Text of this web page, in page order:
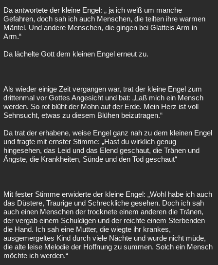
Da antwortete der kleine Engel: „ ja ich weiß um manche
Gefahren, doch sah ich auch Menschen, die teilten ihre warmen
Mäntel. Und andere Menschen, die gingen bei Glatteis Arm in
Arm.“
Da lächelte Gott dem kleinen Engel erneut zu.
Als wieder einige Zeit vergangen war, trat der kleine Engel zum
drittenmal vor Gottes Angesicht und bat: „Laß mich ein Mensch
werden. So rot blüht der Mohn auf der Erde. Mein Herz ist voll
Sehnsucht, etwas zu diesem Blühen beizutragen.“
Da trat der erhabene, weise Engel ganz nah zu dem kleinen Engel
und fragte mit ernster Stimme: „Hast du wirklich genug
hingesehen, das Leid und das Elend geschaut, die Tränen und
Ängste, die Krankheiten, Sünde und den Tod geschaut“
Mit fester Stimme erwiderte der kleine Engel: „Wohl habe ich auch
das Düstere, Traurige und Schreckliche gesehen. Doch ich sah
auch einen Menschen der trocknete einem anderen die Tränen,
der vergab einem Schuldigen und der reichte einem Sterbenden
die Hand. Ich sah eine Mutter, die wiegte ihr krankes,
ausgemergeltes Kind durch viele Nächte und wurde nicht müde,
die alte leise Melodie der Hoffnung zu summen. Solch ein Mensch
möchte ich werden.“